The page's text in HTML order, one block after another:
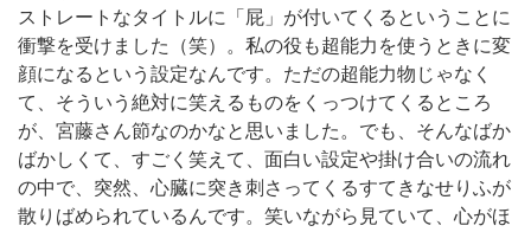
ストレートなタイトルに「屁」が付いてくるということに
衝撃を受けました（笑）。私の役も超能力を使うときに変
顔になるという設定なんです。ただの超能力物じゃなく
て、そういう絶対に笑えるものをくっつけてくるところ
が、宮藤さん節なのかなと思いました。でも、そんなばか
ばかしくて、すごく笑えて、面白い設定や掛け合いの流れ
の中で、突然、心臓に突き刺さってくるすてきなせりふが
散りばめられているんです。笑いながら見ていて、心がほ